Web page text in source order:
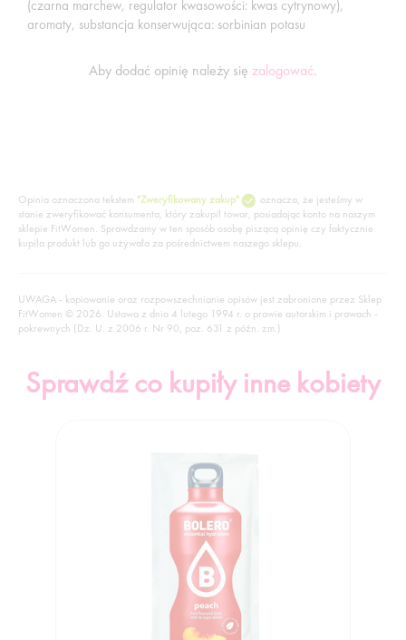
(czarna marchew, regulator kwasowości: kwas cytrynowy),
aromaty, substancja konserwująca: sorbinian potasu
Aby dodać opinię należy się zalogować.
Opinia oznaczona tekstem "Zweryfikowany zakup"
oznacza, że jesteśmy w
stanie zweryfikować konsumenta, który zakupił towar, posiadając konto na naszym
sklepie FitWomen. Sprawdzamy w ten sposób osobę piszącą opinię czy faktycznie
kupiła produkt lub go używała za pośrednictwem naszego sklepu.
UWAGA - kopiowanie oraz rozpowszechnianie opisów jest zabronione przez Sklep
FitWomen © 2026. Ustawa z dnia 4 lutego 1994 r. o prawie autorskim i prawach -
pokrewnych (Dz. U. z 2006 r. Nr 90, poz. 631 z późn. zm.)
Sprawdź co kupiły inne kobiety